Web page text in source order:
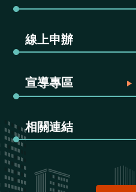
線上申辦
宣導專區
相關連結